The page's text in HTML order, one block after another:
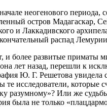
неогенового
остров Мадагаскар,
и Лаккадивского
распад
более развитые приматы
лет назад, перешли к
Ю. Г. Решетова увидела
исследователи, которые
разумному»? Или же
была не только